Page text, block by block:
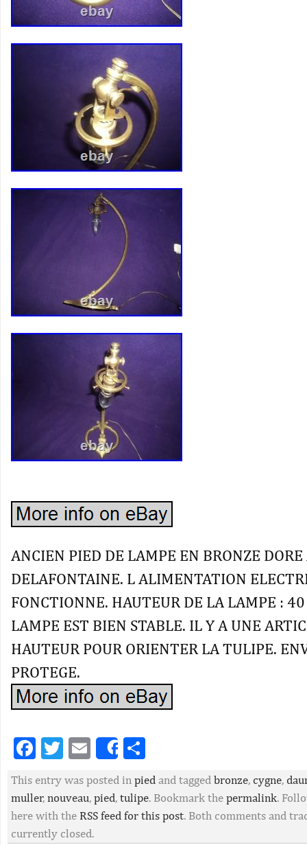
ANCIEN PIED DE LAMPE EN BRONZE DORE
DELAFONTAINE. L ALIMENTATION
FONCTIONNE. HAUTEUR DE LA LAMPE :
LAMPE EST BIEN STABLE. IL Y A UNE
HAUTEUR POUR ORIENTER LA TULIPE.
PROTEGE.
Facebook
Twitter
EmailShare
This entry was posted in pied and tagged bronze, cygne,
muller, nouveau, pied, tulipe. Bookmark the permalink.
here with the RSS feed for this post. Both comments and
currently closed.